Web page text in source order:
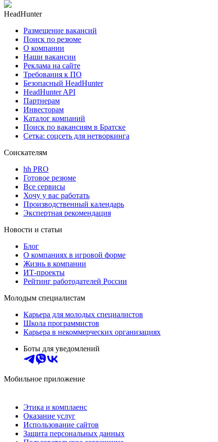
HeadHunter
Размещение вакансий
Поиск по резюме
О компании
Наши вакансии
Реклама на сайте
Требования к ПО
Безопасный HeadHunter
HeadHunter API
Партнерам
Инвесторам
Каталог компаний
Поиск по вакансиям в Братске
Сетка: соцсеть для нетворкинга
Соискателям
hh PRO
Готовое резюме
Все сервисы
Хочу у вас работать
Производственный календарь
Экспертная рекомендация
Новости и статьи
Блог
О компаниях в игровой форме
Жизнь в компании
ИТ-проекты
Рейтинг работодателей России
Молодым специалистам
Карьера для молодых специалистов
Школа программистов
Карьера в некоммерческих организациях
Боты для уведомлений
Мобильное приложение
Этика и комплаенс
Оказание услуг
Использование сайтов
Защита персональных данных